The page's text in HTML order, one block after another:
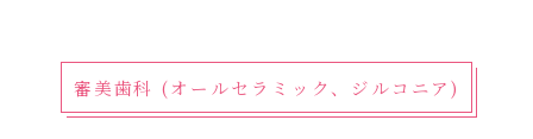
審美歯科 (オールセラミック、ジルコニア)